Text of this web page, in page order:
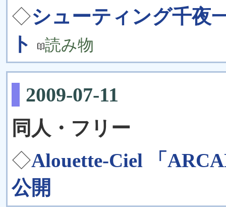
◇シューティング千
ト
読み物
2009-07-11
同人・フリー
◇Alouette-Ciel 「
公開